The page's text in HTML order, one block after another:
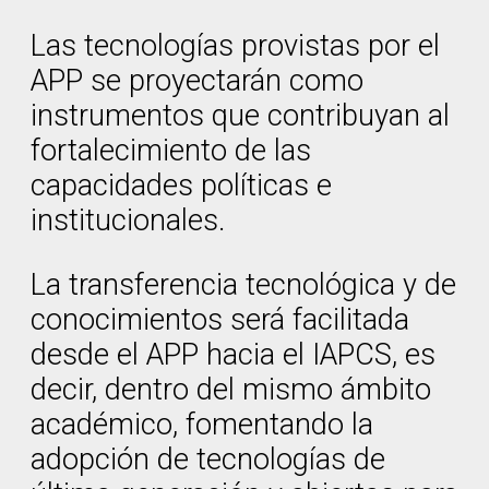
Las tecnologías provistas por el
APP se proyectarán como
instrumentos que contribuyan al
fortalecimiento de las
capacidades políticas e
institucionales.
La transferencia tecnológica y de
conocimientos será facilitada
desde el APP hacia el IAPCS, es
decir, dentro del mismo ámbito
académico, fomentando la
adopción de tecnologías de